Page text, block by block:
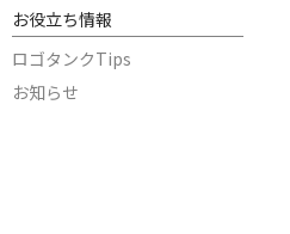
お役立ち情報
ロゴタンクTips
お知らせ